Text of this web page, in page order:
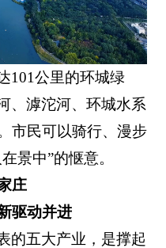
101公里的环城绿
、滹沱河、环城水系
市民可以骑行、漫步
景中”的惬意。
庄
驱动并进
的五大产业，是撑起